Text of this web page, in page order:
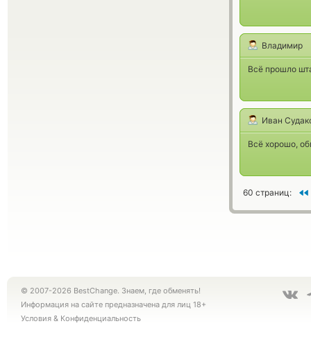
Владимир
Всё прошло
Иван
Всё хорошо,
60 страниц:
© 2007-2026 BestChange. Знаем, где обменять!
Информация на сайте предназначена для лиц 18+
Условия & Конфиденциальность